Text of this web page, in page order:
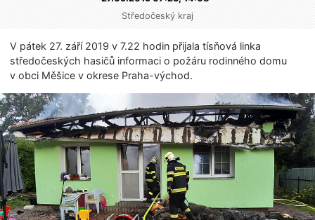
Středočeský kraj
V pátek 27. září 2019 v 7.22 hodin přijala tísňová linka
středočeských hasičů informaci o požáru rodinného domu
v obci Měšice v okrese Praha-východ.